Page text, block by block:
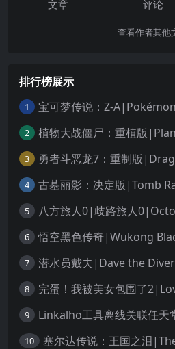
文章 评论
查看作者其他
排行榜展示
1 宝可梦传说：Z-
2
3
4
5 八方旅人0|歧路旅人
6 悟空黑色传奇|Wukong
7 潜水员戴夫|Dave the
8 完蛋！我被美女包围了
9 Linkalho工具离线关联任天
10